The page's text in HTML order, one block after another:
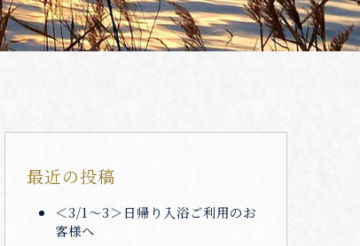
最近の投稿
＜3/1～3＞日帰り入浴ご利用のお
客様へ